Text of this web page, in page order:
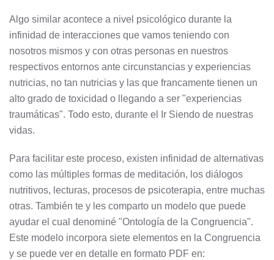
Algo similar acontece a nivel psicológico durante la
infinidad de interacciones que vamos teniendo con
nosotros mismos y con otras personas en nuestros
respectivos entornos ante circunstancias y experiencias
nutricias, no tan nutricias y las que francamente tienen un
alto grado de toxicidad o llegando a ser "experiencias
traumáticas". Todo esto, durante el Ir Siendo de nuestras
vidas.
Para facilitar este proceso, existen infinidad de alternativas
como las múltiples formas de meditación, los diálogos
nutritivos, lecturas, procesos de psicoterapia, entre muchas
otras. También te y les comparto un modelo que puede
ayudar el cual denominé "Ontología de la Congruencia".
Este modelo incorpora siete elementos en la Congruencia
y se puede ver en detalle en formato PDF en: